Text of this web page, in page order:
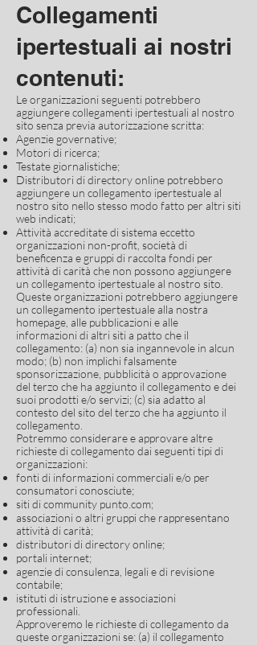
Collegamenti
ipertestuali ai nostri
contenuti:
Le organizzazioni seguenti potrebbero
aggiungere collegamenti ipertestuali al nostro
sito senza previa autorizzazione scritta:
Agenzie governative;
Motori di ricerca;
Testate giornalistiche;
Distributori di directory online potrebbero
aggiungere un collegamento ipertestuale al
nostro sito nello stesso modo fatto per altri siti
web indicati;
Attività accreditate di sistema eccetto
organizzazioni non-profit, società di
beneficenza e gruppi di raccolta fondi per
attività di carità che non possono aggiungere
un collegamento ipertestuale al nostro sito.
Queste organizzazioni potrebbero aggiungere
un collegamento ipertestuale alla nostra
homepage, alle pubblicazioni e alle
informazioni di altri siti a patto che il
collegamento: (a) non sia ingannevole in alcun
modo; (b) non implichi falsamente
sponsorizzazione, pubblicità o approvazione
del terzo che ha aggiunto il collegamento e dei
suoi prodotti e/o servizi; (c) sia adatto al
contesto del sito del terzo che ha aggiunto il
collegamento.
Potremmo considerare e approvare altre
richieste di collegamento dai seguenti tipi di
organizzazioni:
fonti di informazioni commerciali e/o per
consumatori conosciute;
siti di community punto.com;
associazioni o altri gruppi che rappresentano
attività di carità;
distributori di directory online;
portali internet;
agenzie di consulenza, legali e di revisione
contabile;
istituti di istruzione e associazioni
professionali.
Approveremo le richieste di collegamento da
queste organizzazioni se: (a) il collegamento